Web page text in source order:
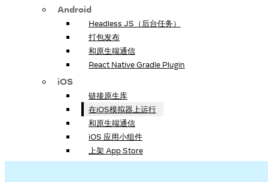
Android
Headless JS（后台任务）
打包发布
和原生端通信
React Native Gradle Plugin
iOS
链接原生库
在iOS模拟器上运行
和原生端通信
iOS 应用小组件
上架 App Store